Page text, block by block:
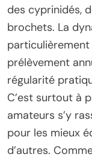
des cyprinidés,
brochets. La
particulièrement
prélèvement
régularité
C’est surtout à
amateurs s’y
pour les mieux
d’autres.